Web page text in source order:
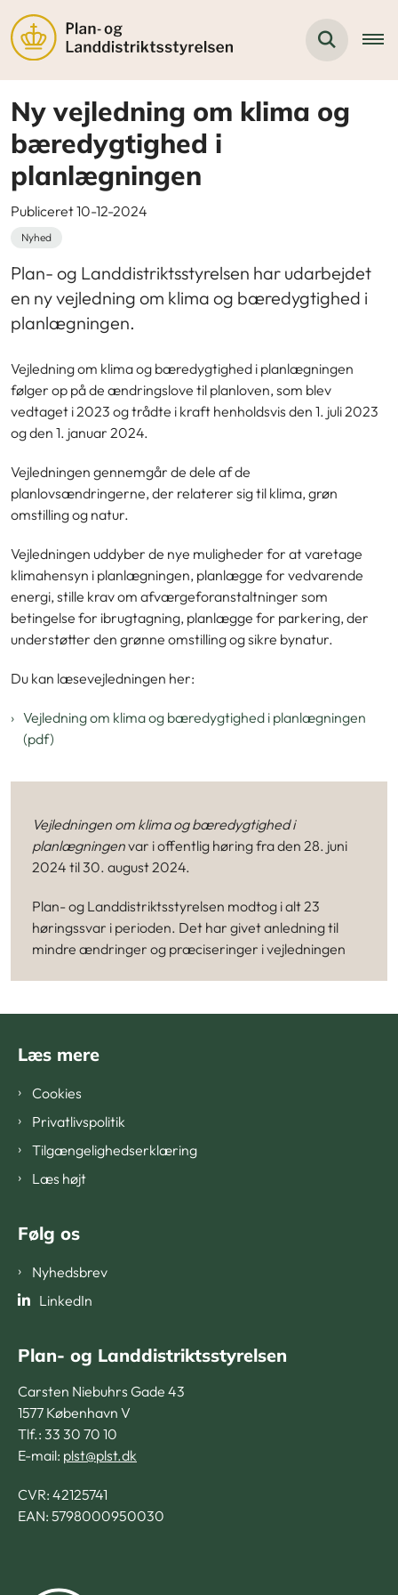
Ny vejledning om klima og
bæredygtighed i
planlægningen
Publiceret 10-12-2024
Nyhed
Plan- og Landdistriktsstyrelsen har udarbejdet
en ny vejledning om klima og bæredygtighed i
planlægningen.
Vejledning om klima og bæredygtighed i planlægningen
følger op på de ændringslove til planloven, som blev
vedtaget i 2023 og trådte i kraft henholdsvis den 1. juli 2023
og den 1. januar 2024.
Vejledningen gennemgår de dele af de
planlovsændringerne, der relaterer sig til klima, grøn
omstilling og natur.
Vejledningen uddyber de nye muligheder for at varetage
klimahensyn i planlægningen, planlægge for vedvarende
energi, stille krav om afværgeforanstaltninger som
betingelse for ibrugtagning, planlægge for parkering, der
understøtter den grønne omstilling og sikre bynatur.
Du kan læsevejledningen her:
Vejledning om klima og bæredygtighed i planlægningen
(pdf)
Vejledningen om klima og bæredygtighed i
planlægningenvar i offentlig høring fra den 28. juni
2024 til 30. august 2024.
Plan- og Landdistriktsstyrelsen modtog i alt 23
høringssvar i perioden. Det har givet anledning til
mindre ændringer og præciseringer i vejledningen
Læs mere
Cookies
Privatlivspolitik
Tilgængelighedserklæring
Læs højt
Følg os
Nyhedsbrev
LinkedIn
Plan- og Landdistriktsstyrelsen
Carsten Niebuhrs Gade 43
1577 København V
Tlf.: 33 30 70 10
E-mail: plst@plst.dk
CVR: 42125741
EAN: 5798000950030